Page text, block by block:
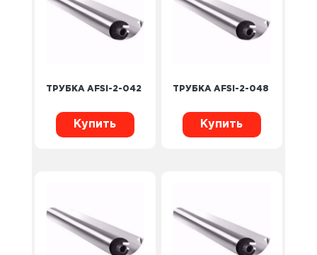
ТРУБКА AFSI-2-042
Купить
ТРУБКА AFSI-2-048
Купить